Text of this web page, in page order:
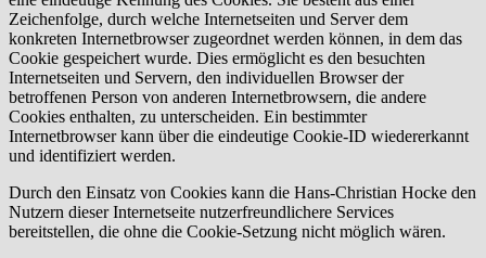
Zeichenfolge, durch welche Internetseiten und Server dem
konkreten Internetbrowser zugeordnet werden können, in dem das
Cookie gespeichert wurde. Dies ermöglicht es den besuchten
Internetseiten und Servern, den individuellen Browser der
betroffenen Person von anderen Internetbrowsern, die andere
Cookies enthalten, zu unterscheiden. Ein bestimmter
Internetbrowser kann über die eindeutige Cookie-ID wiedererkannt
und identifiziert werden.
Durch den Einsatz von Cookies kann die Hans-Christian Hocke den
Nutzern dieser Internetseite nutzerfreundlichere Services
bereitstellen, die ohne die Cookie-Setzung nicht möglich wären.